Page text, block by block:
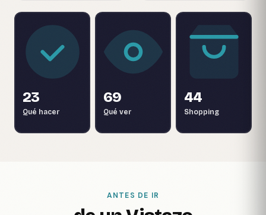
23
Qué hacer
69
Qué ver
44
Shopping
ANTES DE IR